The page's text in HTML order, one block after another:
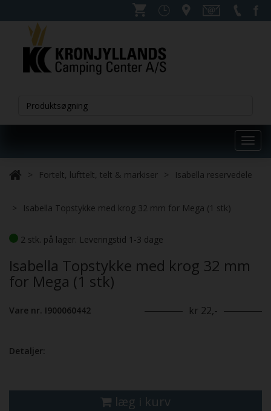
Fortelt, lufttelt, telt & markiser Isabella reservedele
Isabella Topstykke med krog 32 mm for Mega (1 stk)
2 stk. på lager. Leveringstid 1-3 dage
Isabella Topstykke med krog 32 mm
for Mega (1 stk)
Vare nr. I900060442 kr 22,-
Detaljer:
læg i kurv